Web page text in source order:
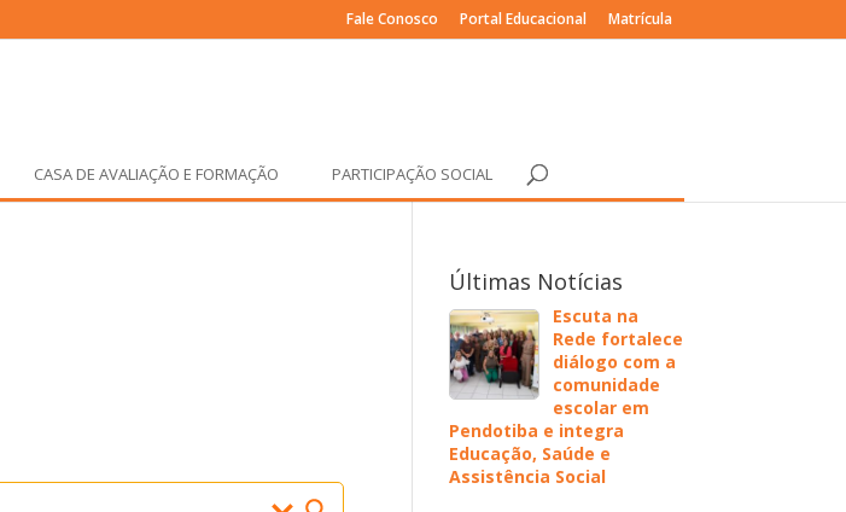
Fale Conosco Portal Educacional Matrícula
CASA DE AVALIAÇÃO E FORMAÇÃO PARTICIPAÇÃO SOCIAL
Últimas Notícias
Escuta na
Rede fortalece
diálogo com a
comunidade
escolar em
Pendotiba e integra
Educação, Saúde e
Assistência Social